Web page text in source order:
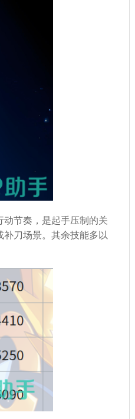
节奏，是起手压制的关
刀场景。其余技能多以